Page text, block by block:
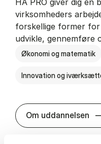
HA PRO giver dig en
virksomheders
forskellige former
udvikle, gennemføre
Økonomi og matematik
Innovation og
Om uddannelsen